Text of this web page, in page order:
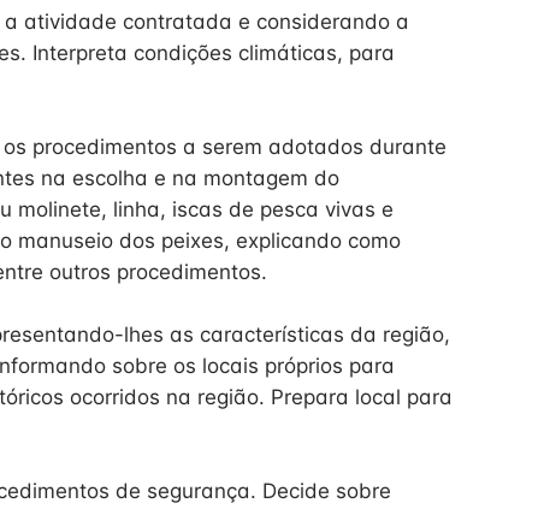
atividade contratada e considerando a
Interpreta condições climáticas, para
procedimentos a serem adotados durante
na escolha e na montagem do
molinete, linha, iscas de pesca vivas e
manuseio dos peixes, explicando como
outros procedimentos.
lhes as características da região,
sobre os locais próprios para
ocorridos na região. Prepara local para
de segurança. Decide sobre